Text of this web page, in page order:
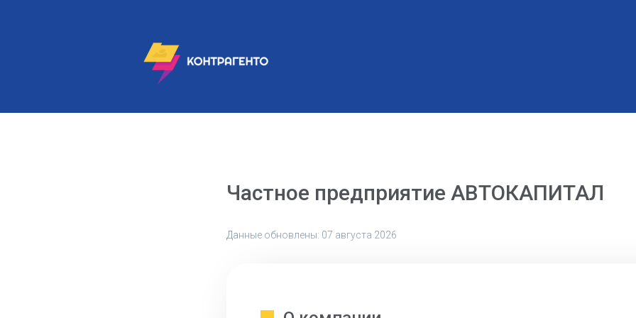
Частное предприятие АВТОКАПИТАЛ
Данные обновлены: 07 августа 2026